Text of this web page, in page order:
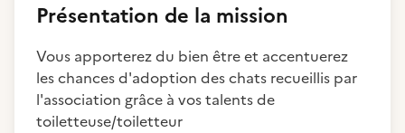
Présentation de la mission
Vous apporterez du bien être et accentuerez
les chances d'adoption des chats recueillis par
l'association grâce à vos talents de
toiletteuse/toiletteur